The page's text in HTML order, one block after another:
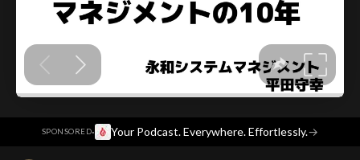
SPONSORED· Your Podcast. Everywhere. Effortlessly.→